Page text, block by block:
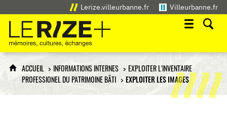
Lerize.villeurbanne.fr Villeurbanne.fr
Le Rize+
mémoires, cultures, échanges
ACCUEIL INFORMATIONS INTERNES
EXPLOITER L'INVENTAIRE
PROFESSIONEL DU PATRIMOINE BÂTI
EXPLOITER LES IMAGES